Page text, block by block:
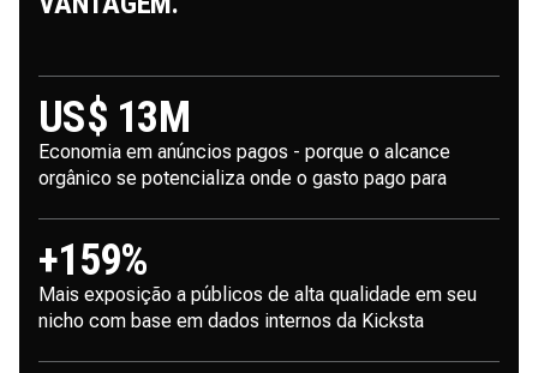
US$ 13M
Economia em anúncios pagos - porque o alcance
orgânico se potencializa onde o gasto pago para
+159%
Mais exposição a públicos de alta qualidade em seu
nicho com base em dados internos da Kicksta